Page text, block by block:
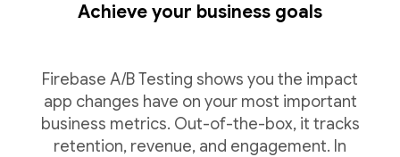
Achieve your business goals
Firebase A/B Testing shows you the impact
app changes have on your most important
business metrics. Out-of-the-box, it tracks
retention, revenue, and engagement. In